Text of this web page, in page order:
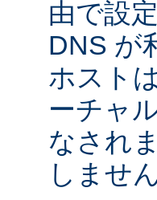
由で設
DNS が
ホストは
ーチャ
なされ
しません